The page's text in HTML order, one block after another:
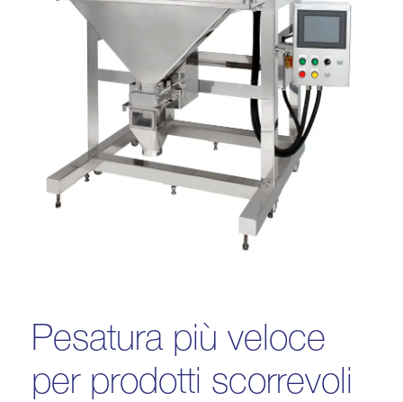
Pesatura più veloce
per prodotti scorrevoli